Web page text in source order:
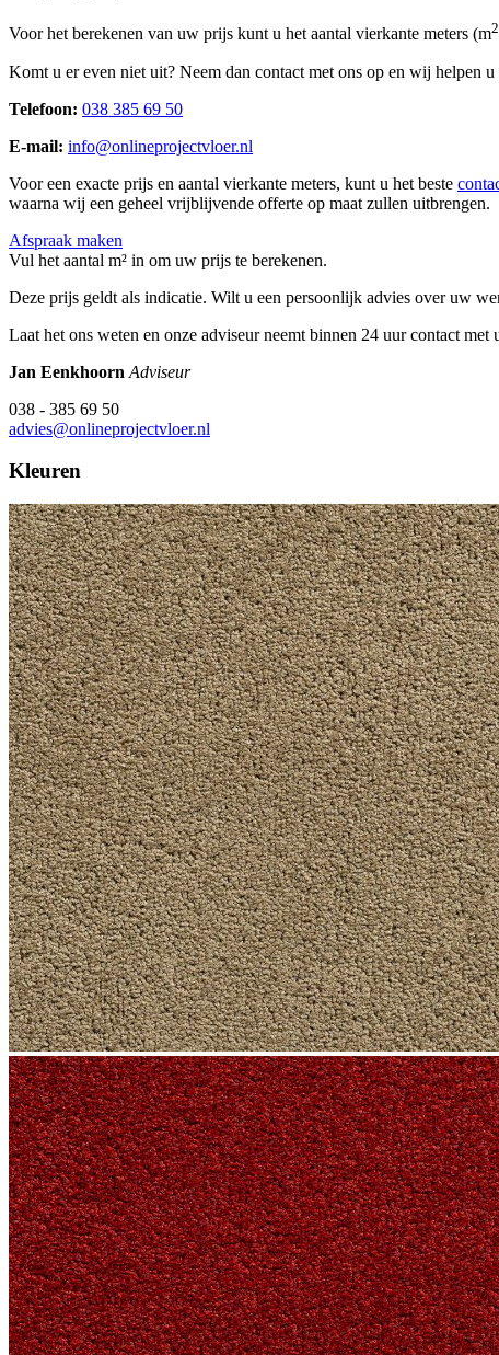
Voor het berekenen van uw prijs kunt u het aantal vierkante meters (m2
Komt u er even niet uit? Neem dan contact met ons op en wij helpen u
Telefoon: 038 385 69 50
E-mail: info@onlineprojectvloer.nl
Voor een exacte prijs en aantal vierkante meters, kunt u het beste
waarna wij een geheel vrijblijvende offerte op maat zullen uitbrengen.
Afspraak maken
Vul het aantal m² in om uw prijs te berekenen.
Deze prijs geldt als indicatie. Wilt u een persoonlijk advies over uw
Laat het ons weten en onze adviseur neemt binnen 24 uur contact met
Jan Eenkhoorn Adviseur
038 - 385 69 50
advies@onlineprojectvloer.nl
Kleuren